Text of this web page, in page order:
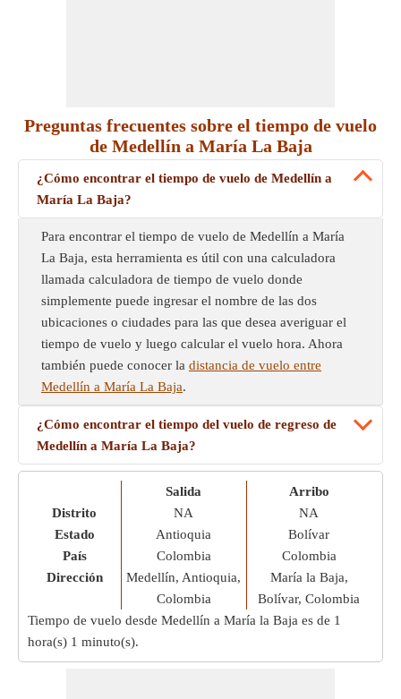
Preguntas frecuentes sobre el tiempo de vuelo
de Medellín a María La Baja
¿Cómo encontrar el tiempo de vuelo de Medellín a
María La Baja?
Para encontrar el tiempo de vuelo de Medellín a María
La Baja, esta herramienta es útil con una calculadora
llamada calculadora de tiempo de vuelo donde
simplemente puede ingresar el nombre de las dos
ubicaciones o ciudades para las que desea averiguar el
tiempo de vuelo y luego calcular el vuelo hora. Ahora
también puede conocer la distancia de vuelo entre
Medellín a María La Baja.
¿Cómo encontrar el tiempo del vuelo de regreso de
Medellín a María La Baja?
Distrito
Estado
País
Dirección
Salida
NA
Antioquia
Colombia
Medellín, Antioquia,
Colombia
Arribo
NA
Bolívar
Colombia
María la Baja,
Bolívar, Colombia
Tiempo de vuelo desde Medellín a María la Baja es de 1
hora(s) 1 minuto(s).